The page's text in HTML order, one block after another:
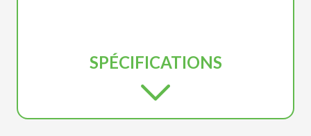
SPÉCIFICATIONS